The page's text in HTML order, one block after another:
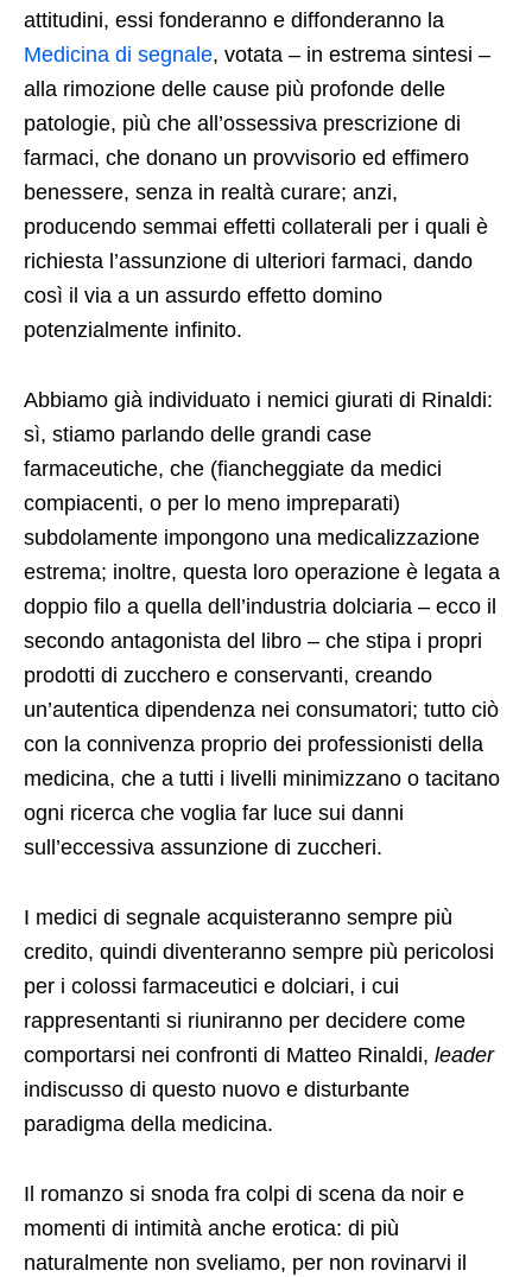
attitudini, essi fonderanno e diffonderanno la
Medicina di segnale, votata – in estrema sintesi –
alla rimozione delle cause più profonde delle
patologie, più che all’ossessiva prescrizione di
farmaci, che donano un provvisorio ed effimero
benessere, senza in realtà curare; anzi,
producendo semmai effetti collaterali per i quali è
richiesta l’assunzione di ulteriori farmaci, dando
così il via a un assurdo effetto domino
potenzialmente infinito.
Abbiamo già individuato i nemici giurati di Rinaldi:
sì, stiamo parlando delle grandi case
farmaceutiche, che (fiancheggiate da medici
compiacenti, o per lo meno impreparati)
subdolamente impongono una medicalizzazione
estrema; inoltre, questa loro operazione è legata a
doppio filo a quella dell’industria dolciaria – ecco il
secondo antagonista del libro – che stipa i propri
prodotti di zucchero e conservanti, creando
un’autentica dipendenza nei consumatori; tutto ciò
con la connivenza proprio dei professionisti della
medicina, che a tutti i livelli minimizzano o tacitano
ogni ricerca che voglia far luce sui danni
sull’eccessiva assunzione di zuccheri.
I medici di segnale acquisteranno sempre più
credito, quindi diventeranno sempre più pericolosi
per i colossi farmaceutici e dolciari, i cui
rappresentanti si riuniranno per decidere come
comportarsi nei confronti di Matteo Rinaldi, leader
indiscusso di questo nuovo e disturbante
paradigma della medicina.
Il romanzo si snoda fra colpi di scena da noir e
momenti di intimità anche erotica: di più
naturalmente non sveliamo, per non rovinarvi il